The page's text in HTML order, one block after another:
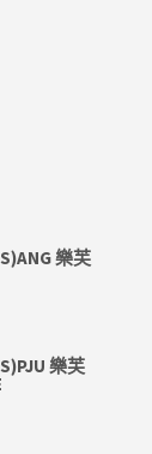
樂芙
樂芙